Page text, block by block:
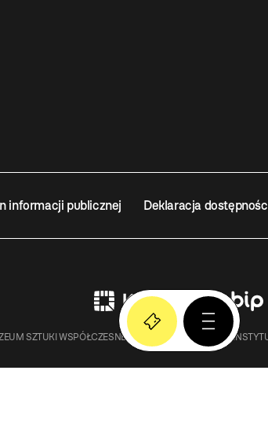
informacji publicznej Deklaracja
SZTUKI WSPÓŁCZESNEJ W KRAKOWIE MOCAK –